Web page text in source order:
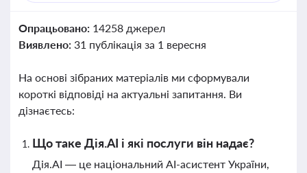
Опрацьовано: 14258 джерел
Виявлено: 31 публікація за 1 вересня
На основі зібраних матеріалів ми сформували
короткі відповіді на актуальні запитання. Ви
дізнаєтесь:
Що таке Дія.АІ і які послуги він надає?
Дія.АІ — це національний AI-асистент України,